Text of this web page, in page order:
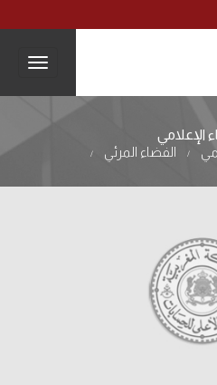
الإعلامي
/ الفضاء المرئي /